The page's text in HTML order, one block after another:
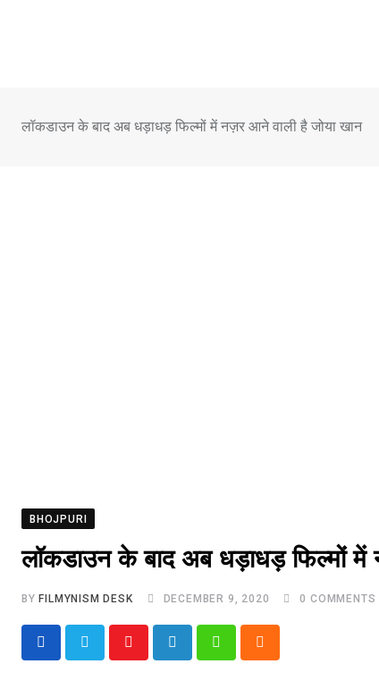
लॉकडाउन के बाद अब धड़ाधड़ फिल्मों में नज़र आने वाली है जोया खान
BHOJPURI
लॉकडाउन के बाद अब धड़ाधड़ फिल्मों में
BY FILMYNISM DESK DECEMBER 9, 2020 0 COMMENTS
Youtube LinkedIn WhatsappCloud